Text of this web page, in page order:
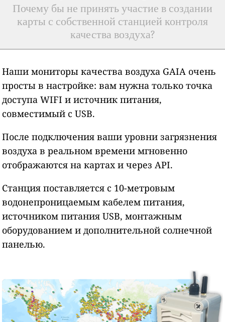
Почему бы не принять участие в создании
карты с собственной станцией контроля
качества воздуха?
Наши мониторы качества воздуха GAIA очень
просты в настройке: вам нужна только точка
доступа WIFI и источник питания,
совместимый с USB.
После подключения ваши уровни загрязнения
воздуха в реальном времени мгновенно
отображаются на картах и через API.
Станция поставляется с 10-метровым
водонепроницаемым кабелем питания,
источником питания USB, монтажным
оборудованием и дополнительной солнечной
панелью.